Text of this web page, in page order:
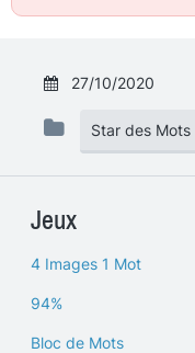
27/10/2020
Star des Mots
Jeux
4 Images 1 Mot
94%
Bloc de Mots